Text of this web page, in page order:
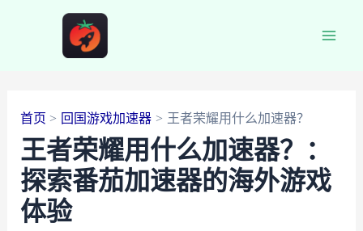
首页 回国游戏加速器 王者荣耀用什么加速器？
王者荣耀用什么加速器？：
探索番茄加速器的海外游戏
体验